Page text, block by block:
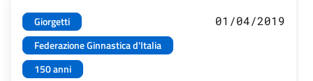
Giorgetti
Federazione Ginnastica d'Italia
150 anni
01/04/2019